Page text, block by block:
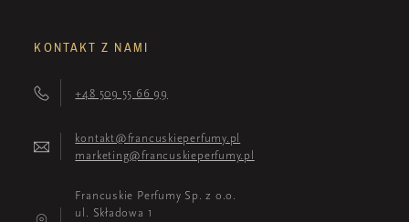
KONTAKT Z NAMI
+48 509 55 66 99
kontakt@francuskieperfumy.pl
marketing@francuskieperfumy.pl
Francuskie Perfumy Sp. z o.o.
ul. Składowa 1